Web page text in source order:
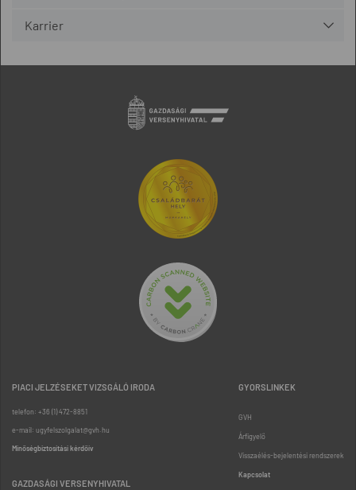
Karrier
PIACI JELZÉSEKET VIZSGÁLÓ IRODA
telefon: +36 (1) 472-8851
e-mail: ugyfelszolgalat@gvh.hu
Minőségbiztosítási kérdőív
GAZDASÁGI VERSENYHIVATAL
GYORSLINKEK
GVH
Árfigyelő
Visszaélés-bejelentési rendszerek
Kapcsolat